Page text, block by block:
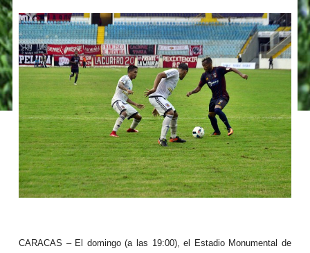
CARACAS – El domingo (a las 19:00), el Estadio Monumental de